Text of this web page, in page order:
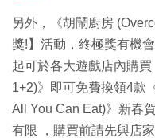
另外，《胡鬧廚房
獎!】活動，終極獎有機
起可於各大遊戲店內購
1+2)》即可免費換領4款
All You Can Eat)》新春
有限 ，購買前請先與店